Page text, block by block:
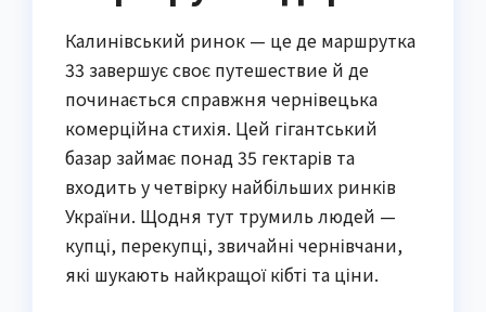
Калинівський ринок — це де маршрутка
33 завершує своє путешествие й де
починається справжня чернівецька
комерційна стихія. Цей гігантський
базар займає понад 35 гектарів та
входить у четвірку найбільших ринків
України. Щодня тут трумиль людей —
купці, перекупці, звичайні чернівчани,
які шукають найкращої кібті та ціни.